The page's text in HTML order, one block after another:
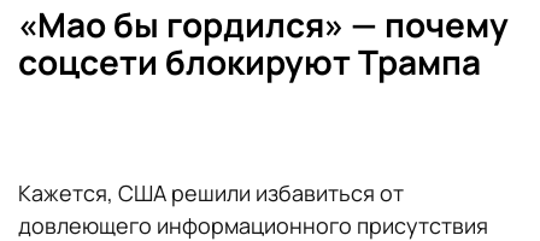
«Мао бы гордился» — почему
соцсети блокируют Трампа
Кажется, США решили избавиться от
довлеющего информационного присутствия